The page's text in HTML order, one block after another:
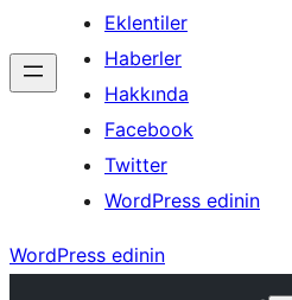
Eklentiler
Haberler
Hakkında
Facebook
Twitter
WordPress edinin
WordPress edinin